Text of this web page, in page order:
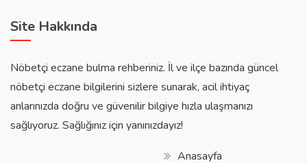
Site Hakkında
Nöbetçi eczane bulma rehberiniz. İl ve ilçe bazında güncel
nöbetçi eczane bilgilerini sizlere sunarak, acil ihtiyaç
anlarınızda doğru ve güvenilir bilgiye hızla ulaşmanızı
sağlıyoruz. Sağlığınız için yanınızdayız!
Anasayfa